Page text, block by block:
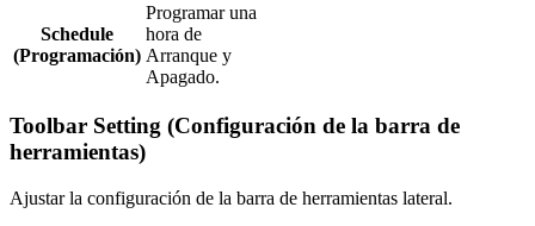
Schedule
(Programación)
Programar una
hora de
Arranque y
Apagado.
Toolbar Setting (Configuración de la barra de
herramientas)
Ajustar la configuración de la barra de herramientas lateral.